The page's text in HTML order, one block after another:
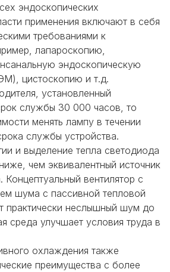
эндоскопических
применения включают в себя
требованиями к
лапароскопию,
эндоскопическую
цистоскопию и т.д.
установленный
службы 30 000 часов, то
менять лампу в течении
службы устройства.
и выделение тепла светодиода
чем эквивалентный источник
Концептуальный вентилятор с
шума с пассивной тепловой
практически неслышный шум до
среда улучшает условия труда в
охлаждения также
преимущества с более